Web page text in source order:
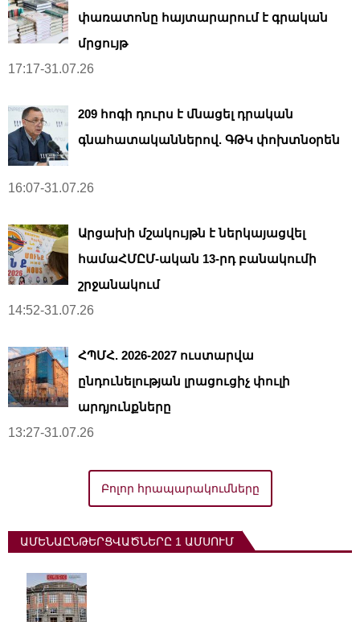
փառատոնը հայտարարում է գրական
մրցույթ
17:17-31.07.26
209 հոգի դուրս է մնացել դրական
գնահատականներով. ԳԹԿ փոխտնօրեն
16:07-31.07.26
Արցախի մշակույթն է ներկայացվել
համաՀՄԸՄ-ական 13-րդ բանակումի
շրջանակում
14:52-31.07.26
ՀՊՄՀ. 2026-2027 ուստարվա
ընդունելության լրացուցիչ փուլի
արդյունքները
13:27-31.07.26
Բոլոր հրապարակումները
ԱՄԵՆԱԸՆԹԵՐՑՎԱԾՆԵՐԸ 1 ԱՄՍՈՒՄ